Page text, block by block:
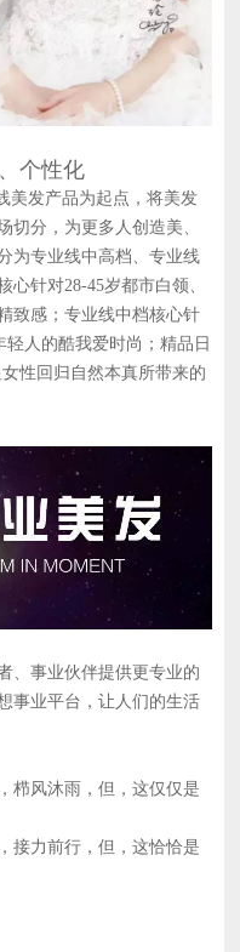
个性化
美发产品为起点，将美发
切分，为更多人创造美、
为专业线中高档、专业线
针对28-45岁都市白领、
致感；专业线中档核心针
人的酷我爱时尚；精品日
性回归自然本真所带来的
、事业伙伴提供更专业的
事业平台，让人们的生活
栉风沐雨，但，这仅仅是
接力前行，但，这恰恰是